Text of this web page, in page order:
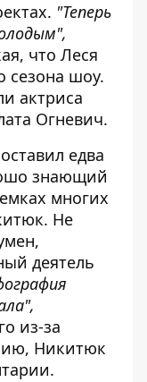
"Теперь
что Леся
сезона шоу.
актриса
Огневич.
едва
знающий
многих
Не
деятель
из-за
Никитюк